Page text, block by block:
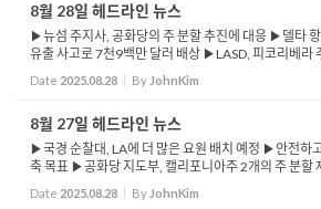
8월 28일 헤드라인 뉴스
▶뉴섬 주지사, 공화당의 주 분할 추진에 대응 ▶델타
유출 사고로 7천9백만 달러 배상 ▶LASD, 피코리베라
배 ▶LA 시의회, 퍼시픽 팰리세이즈 ‘재난 투어’ 금지
...
Date 2025.08.28 By JohnKim
8월 27일 헤드라인 뉴스
▶국경 순찰대, LA에 더 많은 요원 배치 예정 ▶안전하
축 목표 ▶공화당 지도부, 캘리포니아주 2개의 주 분
새로운 주 창설 제안 ▶LAPD, 살인 사건 약 28% 감소
추세...
Date 2025.08.28 By JohnKim